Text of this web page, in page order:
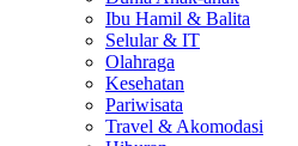
Ibu Hamil & Balita
Selular & IT
Olahraga
Kesehatan
Pariwisata
Travel & Akomodasi